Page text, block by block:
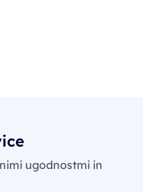
ugodnostmi in